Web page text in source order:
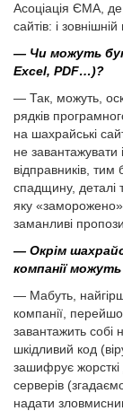
Асоціація ЄМА,
сайтів: і
— Чи можуть
Excel, PDF…)?
— Так, можуть,
рядків
на шахрайські
не завантажувати
відправників,
спадщину, деталі
яку
заманливі
— Окрім
компанії
— Мабуть,
компанії,
завантажить собі
шкідливий код
зашифрує жорсткі
серверів
надати